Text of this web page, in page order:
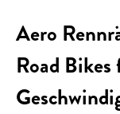
Aero
Road